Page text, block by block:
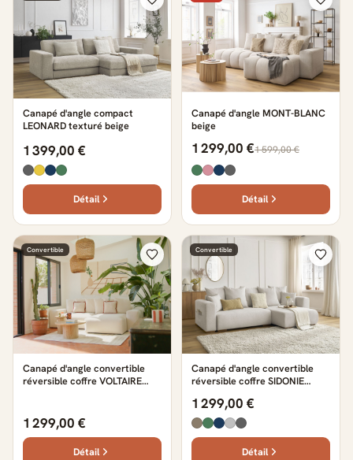
Canapé d'angle compact
LEONARD texturé beige
1 399,00 €
Détail
Canapé d'angle MONT-BLANC
beige
1 299,00 €1 599,00 €
Détail
Convertible
Canapé d'angle convertible
réversible coffre VOLTAIRE
1 299,00 €
Détail
Convertible
Canapé d'angle convertible
réversible coffre SIDONIE
1 299,00 €
Détail